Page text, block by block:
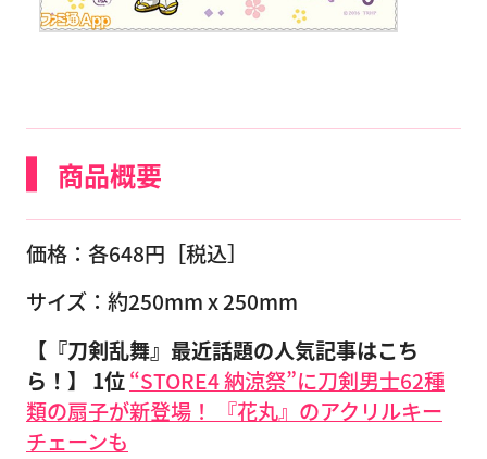
商品概要
価格：各648円［税込］
サイズ：約250mm x 250mm
【『刀剣乱舞』最近話題の人気記事はこち
ら！】 1位“STORE4 納涼祭”に刀剣男士62種
類の扇子が新登場！ 『花丸』のアクリルキー
チェーンも